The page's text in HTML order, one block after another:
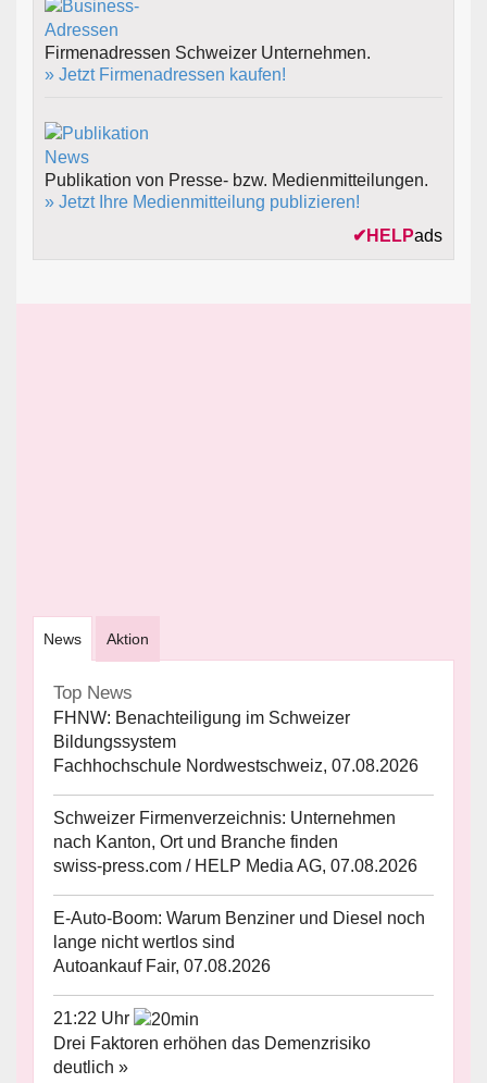
Firmenadressen Schweizer Unternehmen.
» Jetzt Firmenadressen kaufen!
Publikation von Presse- bzw. Medienmitteilungen.
» Jetzt Ihre Medienmitteilung publizieren!
✔ HELPads
News Aktion
Top News
FHNW: Benachteiligung im Schweizer
Bildungssystem
Fachhochschule Nordwestschweiz, 07.08.2026
Schweizer Firmenverzeichnis: Unternehmen
nach Kanton, Ort und Branche finden
swiss-press.com / HELP Media AG, 07.08.2026
E-Auto-Boom: Warum Benziner und Diesel noch
lange nicht wertlos sind
Autoankauf Fair, 07.08.2026
21:22 Uhr
Drei Faktoren erhöhen das Demenzrisiko
deutlich »